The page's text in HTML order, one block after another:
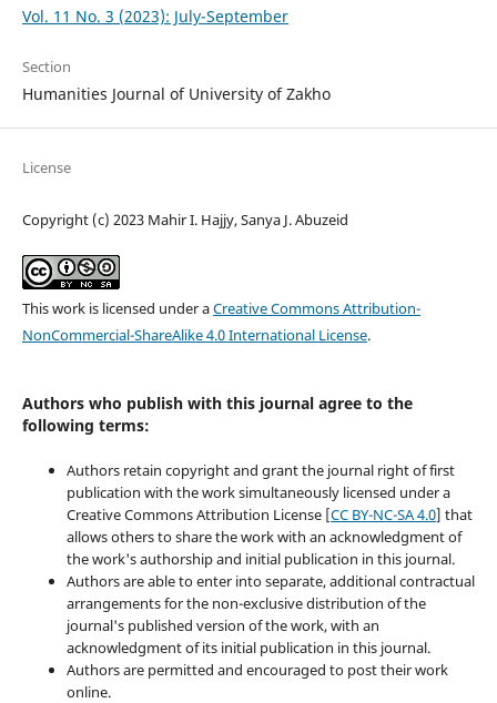
Vol. 11 No. 3 (2023): July-September
Section
Humanities Journal of University of Zakho
License
Copyright (c) 2023 Mahir I. Hajjy, Sanya J. Abuzeid
This work is licensed under aCreative Commons Attribution-
NonCommercial-ShareAlike 4.0 International License.
Authors who publish with this journal agree to the
following terms:
Authors retain copyright and grant the journal right of first
publication with the work simultaneously licensed under a
Creative Commons Attribution License [CC BY-NC-SA 4.0] that
allows others to share the work with an acknowledgment of
the work's authorship and initial publication in this journal.
Authors are able to enter into separate, additional contractual
arrangements for the non-exclusive distribution of the
journal's published version of the work, with an
acknowledgment of its initial publication in this journal.
Authors are permitted and encouraged to post their work
online.